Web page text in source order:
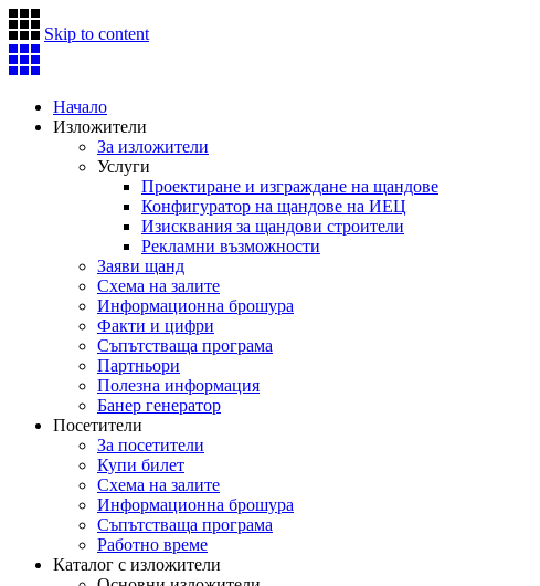
Skip to content
Начало
Изложители
За изложители
Услуги
Проектиране и изграждане на щандове
Конфигуратор на щандове на ИЕЦ
Изисквания за щандови строители
Рекламни възможности
Заяви щанд
Схема на залите
Информационна брошура
Факти и цифри
Съпътстваща програма
Партньори
Полезна информация
Банер генератор
Посетители
За посетители
Купи билет
Схема на залите
Информационна брошура
Съпътстваща програма
Работно време
Каталог с изложители